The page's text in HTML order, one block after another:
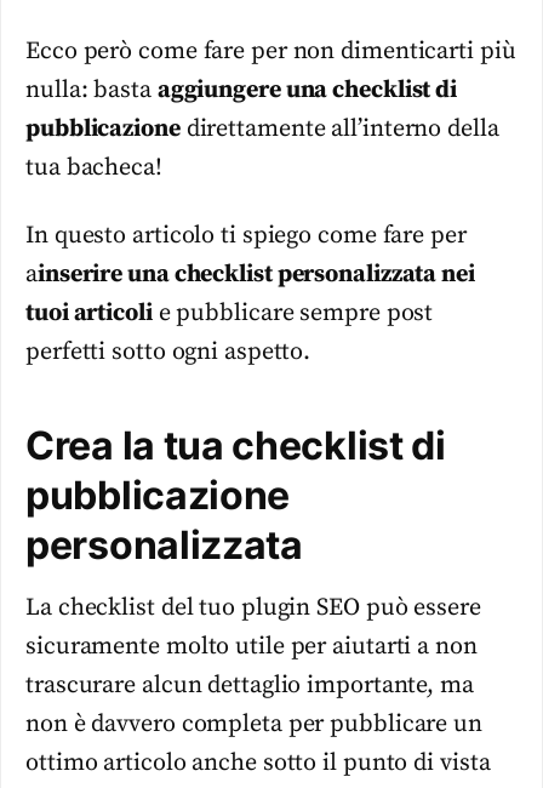
Ecco però come fare per non dimenticarti più
nulla: basta aggiungere una checklist di
pubblicazionedirettamente all’interno della
tua bacheca!
In questo articolo ti spiego come fare per
ainserire una checklist personalizzata nei
tuoi articolie pubblicare sempre post
perfetti sotto ogni aspetto.
Crea la tua checklist di
pubblicazione
personalizzata
La checklist del tuo plugin SEO può essere
sicuramente molto utile per aiutarti a non
trascurare alcun dettaglio importante, ma
non è davvero completa per pubblicare un
ottimo articolo anche sotto il punto di vista